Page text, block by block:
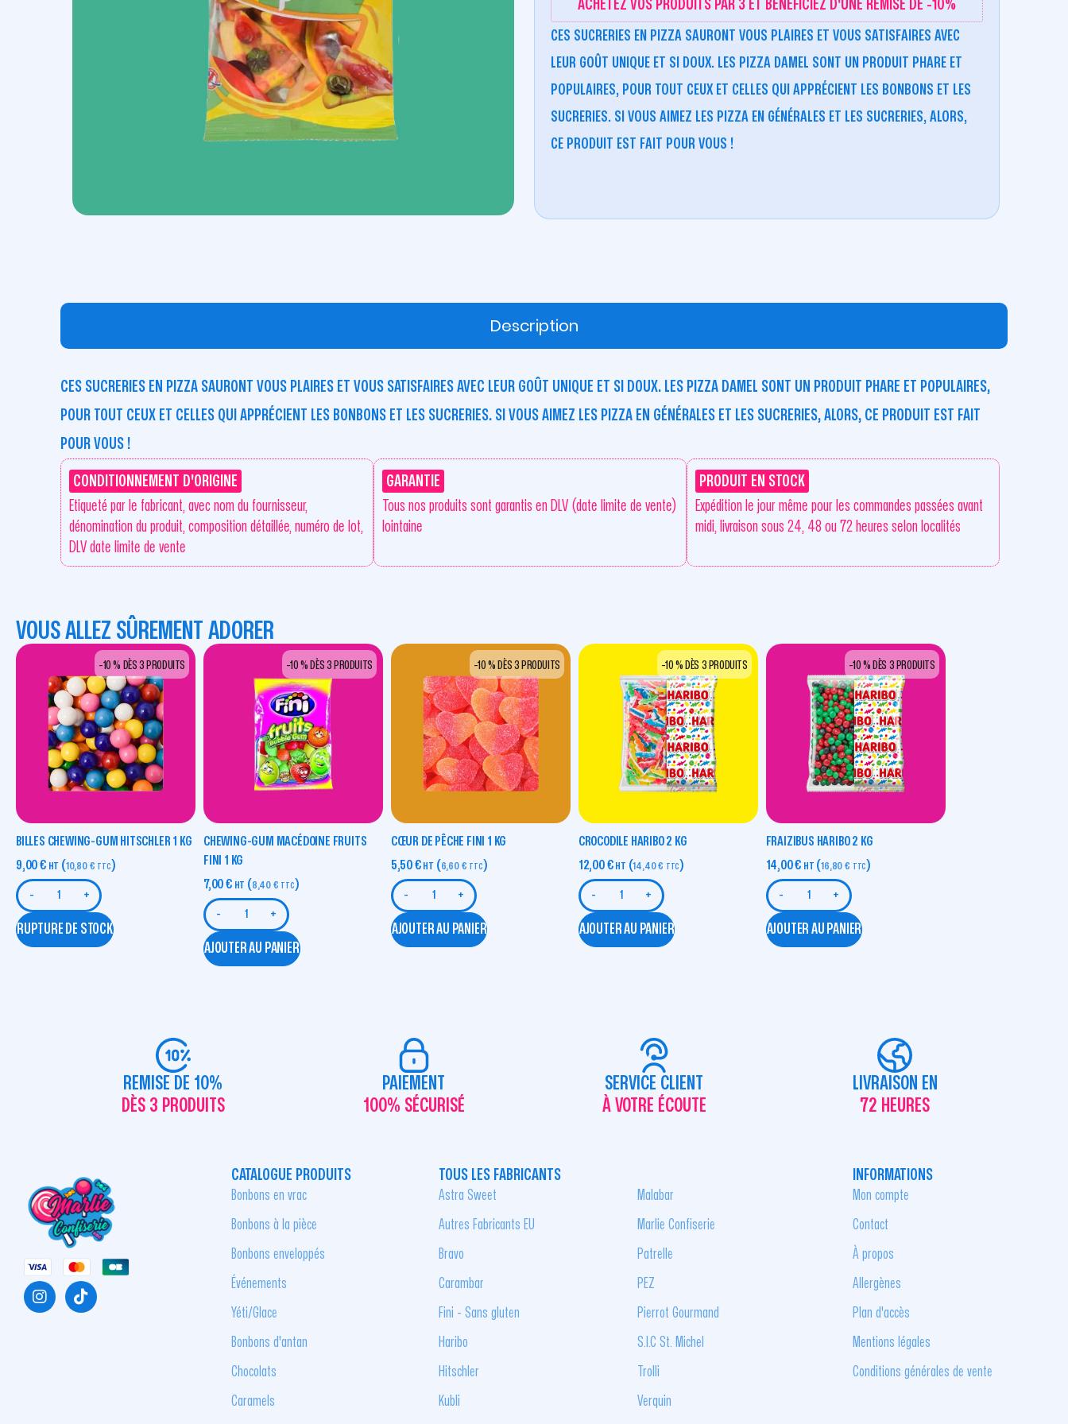
ACHETEZ VOS PRODUITS PAR 3 ET BÉNÉFICIEZ D'UNE REMISE DE -10%
CES SUCRERIES EN PIZZA SAURONT VOUS PLAIRES ET VOUS SATISFAIRES AVEC
LEUR GOÛT UNIQUE ET SI DOUX. LES PIZZA DAMEL SONT UN PRODUIT PHARE ET
POPULAIRES, POUR TOUT CEUX ET CELLES QUI APPRÉCIENT LES BONBONS ET LES
SUCRERIES. SI VOUS AIMEZ LES PIZZA EN GÉNÉRALES ET LES SUCRERIES, ALORS,
CE PRODUIT EST FAIT POUR VOUS !
Description
CES SUCRERIES EN PIZZA SAURONT VOUS PLAIRES ET VOUS SATISFAIRES AVEC LEUR GOÛT UNIQUE ET SI DOUX. LES PIZZA DAMEL SONT UN PRODUIT PHARE ET POPULAIRES,
POUR TOUT CEUX ET CELLES QUI APPRÉCIENT LES BONBONS ET LES SUCRERIES. SI VOUS AIMEZ LES PIZZA EN GÉNÉRALES ET LES SUCRERIES, ALORS, CE PRODUIT EST FAIT
POUR VOUS !
CONDITIONNEMENT D'ORIGINE
Etiqueté par le fabricant, avec nom du fournisseur,
dénomination du produit, composition détaillée, numéro de lot,
DLV date limite de vente
GARANTIE
Tous nos produits sont garantis en DLV (date limite de vente)
lointaine
PRODUIT EN STOCK
Expédition le jour même pour les commandes passées avant
midi, livraison sous 24, 48 ou 72 heures selon localités
VOUS ALLEZ SÛREMENT ADORER
-10 % DÈS 3 PRODUITS
BILLES CHEWING-GUM HITSCHLER 1 KG
9,00€ HT (10,80 € TTC)
- +
RUPTURE DE STOCK
-10 % DÈS 3 PRODUITS
CHEWING-GUM MACÉDOINE FRUITS
FINI 1 KG
7,00€ HT (8,40 € TTC)
- +
AJOUTER AU PANIER
-10 % DÈS 3 PRODUITS
CŒUR DE PÊCHE FINI 1 KG
5,50€ HT (6,60 € TTC)
- +
AJOUTER AU PANIER
-10 % DÈS 3 PRODUITS
CROCODILE HARIBO 2 KG
12,00€ HT (14,40€ TTC)
- +
AJOUTER AU PANIER
-10 % DÈS 3 PRODUITS
FRAIZIBUS HARIBO 2 KG
14,00€ HT (16,80€ TTC)
- +
AJOUTER AU PANIER
REMISE DE 10%
DÈS 3 PRODUITS
PAIEMENT
100% SÉCURISÉ
SERVICE CLIENT
À VOTRE ÉCOUTE
LIVRAISON EN
72 HEURES
CATALOGUE PRODUITS
Bonbons en vrac
Bonbons à la pièce
Bonbons enveloppés
Événements
Yéti/Glace
Bonbons d'antan
Chocolats
Caramels
TOUS LES FABRICANTS
Astra Sweet
Autres Fabricants EU
Bravo
Carambar
Fini - Sans gluten
Haribo
Hitschler
Kubli
Malabar
Marlie Confiserie
Patrelle
PEZ
Pierrot Gourmand
S.I.C St. Michel
Trolli
Verquin
INFORMATIONS
Mon compte
Contact
À propos
Allergènes
Plan d'accès
Mentions légales
Conditions générales de vente